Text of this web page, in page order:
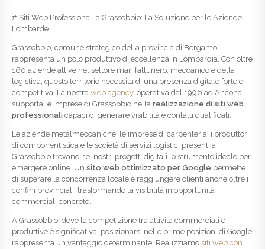
# Siti Web Professionali a Grassobbio: La Soluzione per le Aziende
Lombarde
Grassobbio, comune strategico della provincia di Bergamo,
rappresenta un polo produttivo di eccellenza in Lombardia. Con oltre
160 aziende attive nel settore manifatturiero, meccanico e della
logistica, questo territorio necessita di una presenza digitale forte e
competitiva. La nostra web agency, operativa dal 1996 ad Ancona,
supporta le imprese di Grassobbio nella realizzazione di siti web
professionali capaci di generare visibilità e contatti qualificati.
Le aziende metalmeccaniche, le imprese di carpenteria, i produttori
di componentistica e le società di servizi logistici presenti a
Grassobbio trovano nei nostri progetti digitali lo strumento ideale per
emergere online. Un sito web ottimizzato per Google permette
di superare la concorrenza locale e raggiungere clienti anche oltre i
confini provinciali, trasformando la visibilità in opportunità
commerciali concrete.
A Grassobbio, dove la competizione tra attività commerciali e
produttive è significativa, posizionarsi nelle prime posizioni di Google
rappresenta un vantaggio determinante. Realizziamo siti web con